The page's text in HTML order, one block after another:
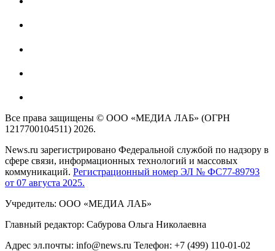
Все права защищены © ООО «МЕДИА ЛАБ» (ОГРН
1217700104511) 2026.
News.ru зарегистрировано Федеральной службой по надзору в
сфере связи, информационных технологий и массовых
коммуникаций. Регистрационный номер ЭЛ № ФС77-89793
от 07 августа 2025.
Учредитель: ООО «МЕДИА ЛАБ»
Главный редактор: Сабурова Ольга Николаевна
Адрес эл.почты: info@news.ru Телефон: +7 (499) 110-01-02